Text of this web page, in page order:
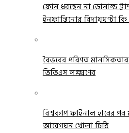
ফোন ধরছেন না ডোনাল্ড
ইনফান্তিনোর বিদায়ঘণ্টা
বৈভবের পরিণত মানসিকতার
ভিভিএস লক্ষ্মণের
বিশ্বকাপ ফাইনাল হারের
আবেগঘন খোলা চিঠি